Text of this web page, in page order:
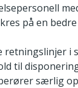
på en bedre
retningslinjer i
til
særlig